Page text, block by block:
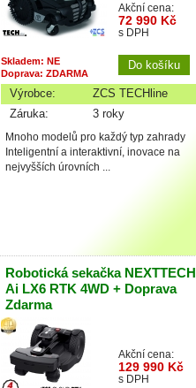
Akční cena:
72 990 Kč
s DPH
Skladem: NE
Doprava: ZDARMA
Výrobce:
ZCS TECHline
Záruka:
3 roky
Mnoho modelů pro každý typ zahrady
Inteligentní a interaktivní, inovace na
nejvyšších úrovních ...
Robotická sekačka NEXTTECH
Ai LX6 RTK 4WD + Doprava
Zdarma
Akční cena:
129 990 Kč
s DPH